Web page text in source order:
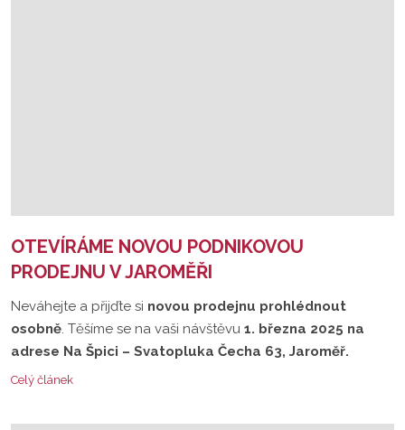
OTEVÍRÁME NOVOU PODNIKOVOU
PRODEJNU V JAROMĚŘI
Neváhejte a přijďte si novou prodejnu prohlédnout
osobně. Těšíme se na vaši návštěvu 1. března 2025 na
adrese Na Špici – Svatopluka Čecha 63, Jaroměř.
Celý článek